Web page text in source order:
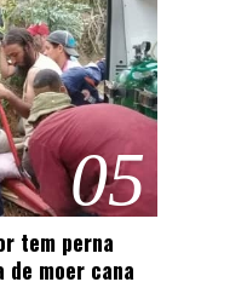
05
tem perna
de moer cana